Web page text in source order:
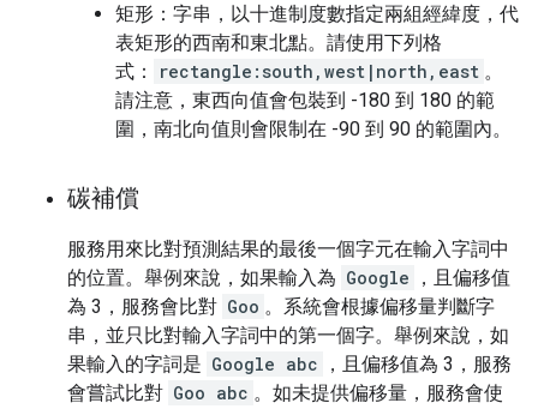
矩形：字串，以十進制度數指定兩組經緯度，代
表矩形的西南和東北點。請使用下列格
式：
rectangle:south,west|north,east 。
請注意，東西向值會包裝到 -180 到 180 的範
圍，南北向值則會限制在 -90 到 90 的範圍內。
碳補償
服務用來比對預測結果的最後一個字元在輸入字詞中
的位置。舉例來說，如果輸入為 Google
，且偏移值
為 3，服務會比對 Goo 。系統會根據偏移量判斷字
串，並只比對輸入字詞中的第一個字。舉例來說，如
果輸入的字詞是 Google abc
，且偏移值為 3，服務
會嘗試比對 Goo abc 。如未提供偏移量，服務會使